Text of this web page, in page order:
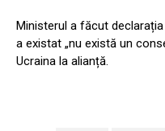
Ministerul a făcut
a existat „nu există un
Ucraina la alianță.